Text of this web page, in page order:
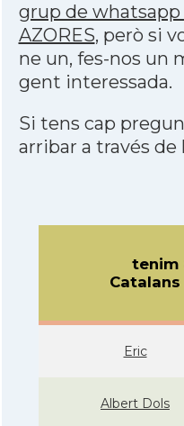
grup de whatsapp
AZORES, però si
ne un, fes-nos un
gent interessada.
Si tens cap
arribar a través de
tenim
Catalans
Eric
Albert Dols